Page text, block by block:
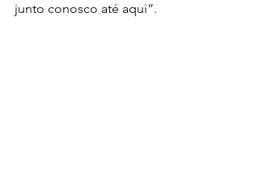
junto conosco até aqui”.